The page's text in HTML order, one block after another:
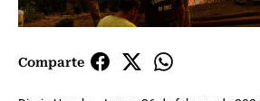
Comparte